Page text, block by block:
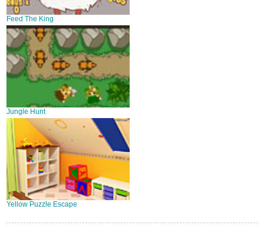
Feed The King
Jungle Hunt
Yellow Puzzle Escape